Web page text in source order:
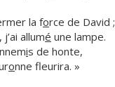
la force de David ;
allumé une lampe.
is de honte,
onne fleurira. »